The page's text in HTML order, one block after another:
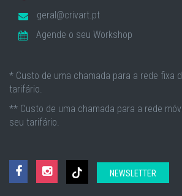
geral@crivart.pt
Agende o seu Workshop
* Custo de uma chamada para a rede fixa
tarifário.
** Custo de uma chamada para a rede
seu tarifário.
NEWSLETTER